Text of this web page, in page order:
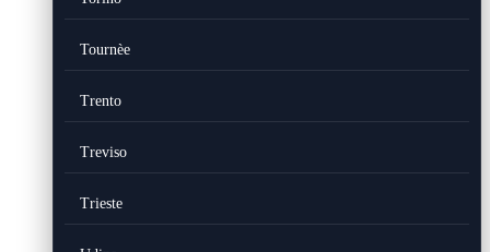
Tournèe
Trento
Treviso
Trieste